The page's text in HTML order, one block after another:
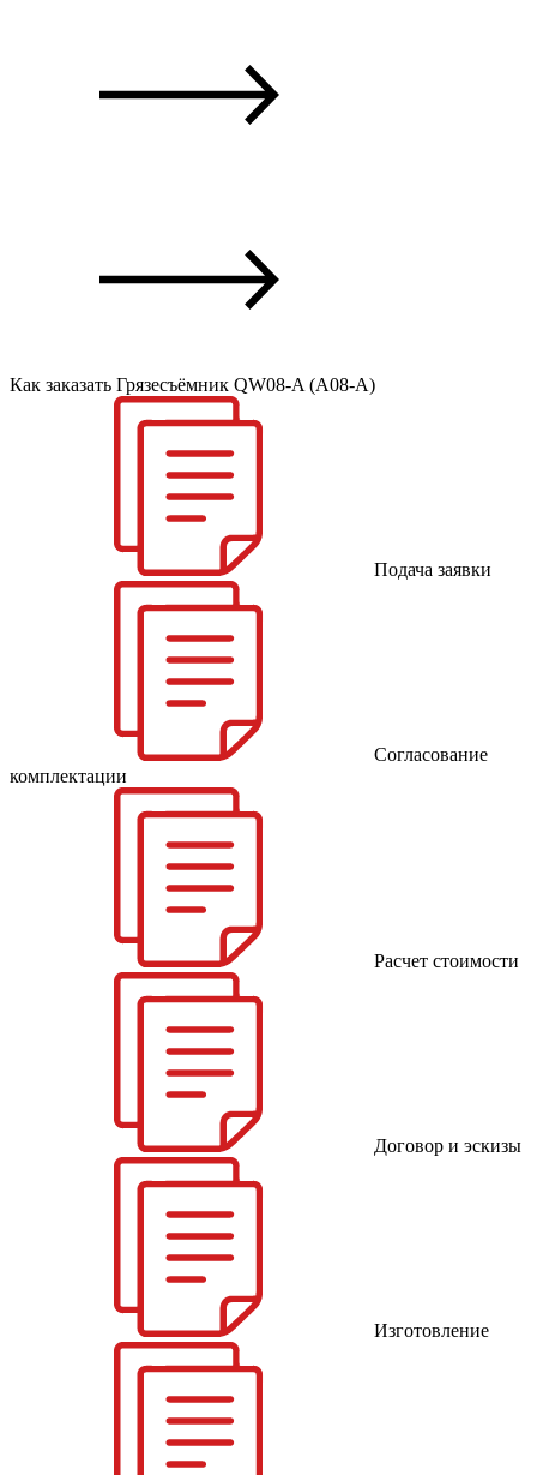
Как заказать Грязесъёмник QW08-A (A08-A)
Подача заявки
Согласование
комплектации
Расчет стоимости
Договор и эскизы
Изготовление